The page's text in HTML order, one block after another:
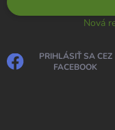
Nová
PRIHLÁSIŤ SA CEZ
FACEBOOK